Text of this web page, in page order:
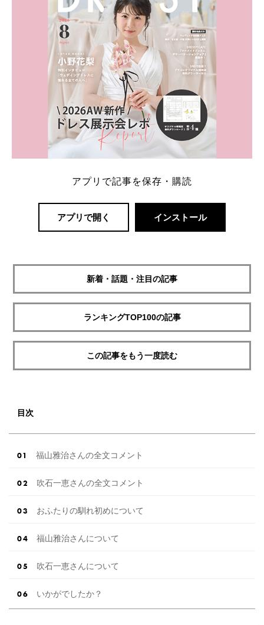
アプリで記事を保存・購読
アプリで開く インストール
新着・話題・注目の記事
ランキングTOP100の記事
この記事をもう一度読む
目次
福山雅治さんの全文コメント
吹石一恵さんの全文コメント
おふたりの馴れ初めについて
福山雅治さんについて
吹石一恵さんについて
いかがでしたか？